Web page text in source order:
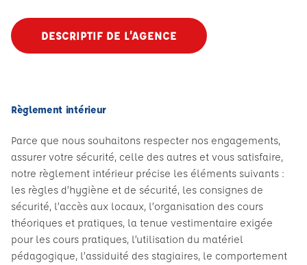
DESCRIPTIF DE L’AGENCE
Règlement intérieur
Parce que nous souhaitons respecter nos engagements,
assurer votre sécurité, celle des autres et vous satisfaire,
notre règlement intérieur précise les éléments suivants :
les règles d’hygiène et de sécurité, les consignes de
sécurité, l’accès aux locaux, l’organisation des cours
théoriques et pratiques, la tenue vestimentaire exigée
pour les cours pratiques, l’utilisation du matériel
pédagogique, l’assiduité des stagiaires, le comportement